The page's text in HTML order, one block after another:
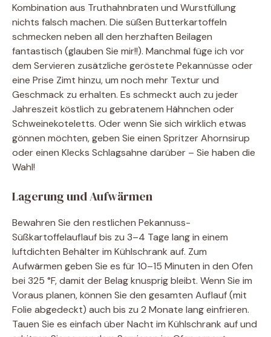
Kombination aus Truthahnbraten und Wurstfüllung
nichts falsch machen. Die süßen Butterkartoffeln
schmecken neben all den herzhaften Beilagen
fantastisch (glauben Sie mir!!). Manchmal füge ich vor
dem Servieren zusätzliche geröstete Pekannüsse oder
eine Prise Zimt hinzu, um noch mehr Textur und
Geschmack zu erhalten. Es schmeckt auch zu jeder
Jahreszeit köstlich zu gebratenem Hähnchen oder
Schweinekoteletts. Oder wenn Sie sich wirklich etwas
gönnen möchten, geben Sie einen Spritzer Ahornsirup
oder einen Klecks Schlagsahne darüber – Sie haben die
Wahl!
Lagerung und Aufwärmen
Bewahren Sie den restlichen Pekannuss-
Süßkartoffelauflauf bis zu 3–4 Tage lang in einem
luftdichten Behälter im Kühlschrank auf. Zum
Aufwärmen geben Sie es für 10–15 Minuten in den Ofen
bei 325 °F, damit der Belag knusprig bleibt. Wenn Sie im
Voraus planen, können Sie den gesamten Auflauf (mit
Folie abgedeckt) auch bis zu 2 Monate lang einfrieren.
Tauen Sie es einfach über Nacht im Kühlschrank auf und